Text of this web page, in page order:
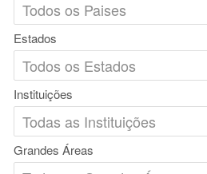
Estados
Instituições
Grandes Áreas